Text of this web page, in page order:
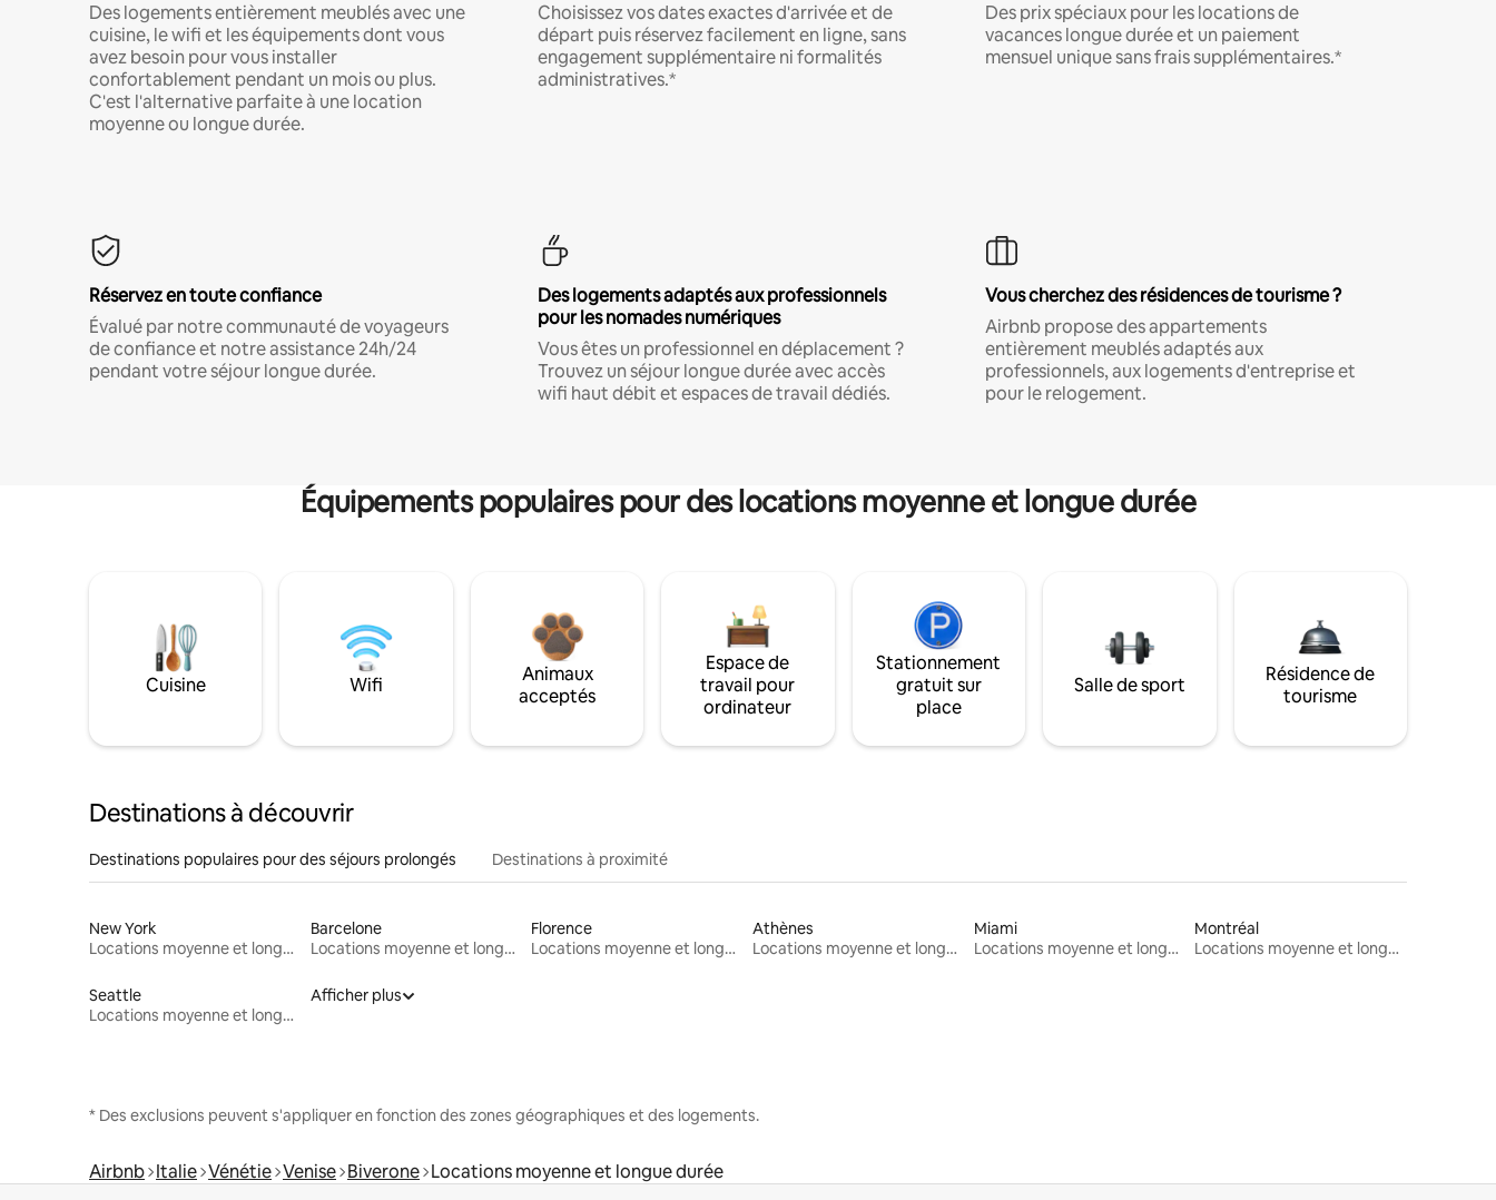
Des logements entièrement meublés avec une
cuisine, le wifi et les équipements dont vous
avez besoin pour vous installer
confortablement pendant un mois ou plus.
C'est l'alternative parfaite à une location
moyenne ou longue durée.
Choisissez vos dates exactes d'arrivée et de
départ puis réservez facilement en ligne, sans
engagement supplémentaire ni formalités
administratives.*
Des prix spéciaux pour les locations de
vacances longue durée et un paiement
mensuel unique sans frais supplémentaires.*
Réservez en toute confiance
Évalué par notre communauté de voyageurs
de confiance et notre assistance 24h/24
pendant votre séjour longue durée.
Des logements adaptés aux professionnels
pour les nomades numériques
Vous êtes un professionnel en déplacement ?
Trouvez un séjour longue durée avec accès
wifi haut débit et espaces de travail dédiés.
Vous cherchez des résidences de tourisme ?
Airbnb propose des appartements
entièrement meublés adaptés aux
professionnels, aux logements d'entreprise et
pour le relogement.
Équipements populaires pour des locations moyenne et longue durée
Cuisine Wifi
Animaux
acceptés
Espace de
travail pour
ordinateur
Stationnement
gratuit sur
place
Salle de sport
Résidence de
tourisme
Destinations à découvrir
Destinations populaires pour des séjours prolongés Destinations à proximité
New York
Locations moyenne et longue durée
Barcelone
Locations moyenne et longue durée
Florence
Locations moyenne et longue durée
Athènes
Locations moyenne et longue durée
Miami
Locations moyenne et longue durée
Montréal
Locations moyenne et longue durée
Seattle
Locations moyenne et longue durée
Afficher plus
* Des exclusions peuvent s'appliquer en fonction des zones géographiques et des logements.
Airbnb Italie Vénétie Venise Biverone Locations moyenne et longue durée